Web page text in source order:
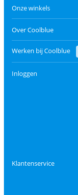
Onze winkels
Over Coolblue
Werken bij Coolblue
Inloggen
Klantenservice